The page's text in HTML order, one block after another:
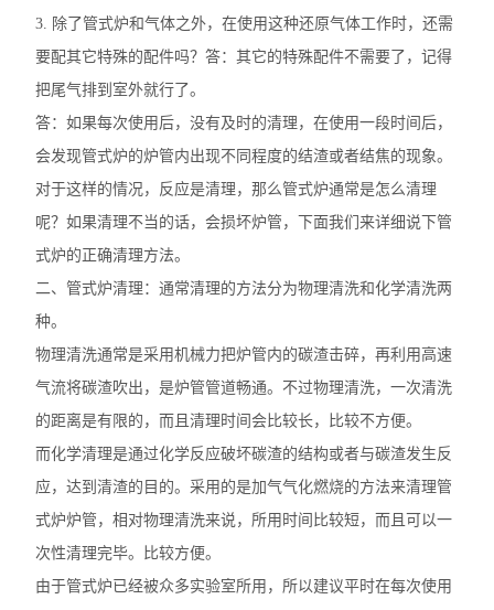
3. 除了管式炉和气体之外，在使用这种还原气体工作时，还需
要配其它特殊的配件吗？答：其它的特殊配件不需要了，记得
把尾气排到室外就行了。
答：如果每次使用后，没有及时的清理，在使用一段时间后，
会发现管式炉的炉管内出现不同程度的结渣或者结焦的现象。
对于这样的情况，反应是清理，那么管式炉通常是怎么清理
呢？如果清理不当的话，会损坏炉管，下面我们来详细说下管
式炉的正确清理方法。
二、管式炉清理：通常清理的方法分为物理清洗和化学清洗两
种。
物理清洗通常是采用机械力把炉管内的碳渣击碎，再利用高速
气流将碳渣吹出，是炉管管道畅通。不过物理清洗，一次清洗
的距离是有限的，而且清理时间会比较长，比较不方便。
而化学清理是通过化学反应破坏碳渣的结构或者与碳渣发生反
应，达到清渣的目的。采用的是加气气化燃烧的方法来清理管
式炉炉管，相对物理清洗来说，所用时间比较短，而且可以一
次性清理完毕。比较方便。
由于管式炉已经被众多实验室所用，所以建议平时在每次使用